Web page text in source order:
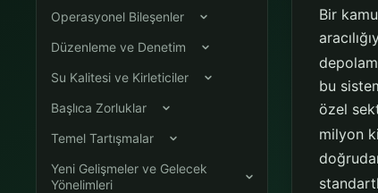
Operasyonel Bileşenler
Düzenleme ve Denetim
Su Kalitesi ve Kirleticiler
Başlıca Zorluklar
Temel Tartışmalar
Yeni Gelişmeler ve Gelecek
Yönelimleri
Bir
bu
özel
milyon